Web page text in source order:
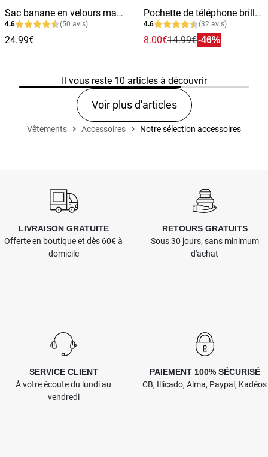
Sac banane en velours matelassé femme
4.6 (50 avis)
24.99€
Pochette de téléphone brillante femme
4.6 (32 avis)
8.00€14.99€-46%
Il vous reste 10 articles à découvrir
Voir plus d'articles
Vêtements Accessoires Notre sélection accessoires
LIVRAISON GRATUITE
Offerte en boutique et dès 60€ à
domicile
RETOURS GRATUITS
Sous 30 jours, sans minimum
d'achat
SERVICE CLIENT
À votre écoute du lundi au
vendredi
PAIEMENT 100% SÉCURISÉ
CB, Illicado, Alma, Paypal, Kadéos